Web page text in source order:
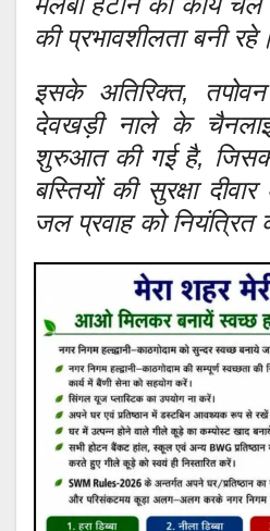
की प्रभावशीलता बनी
इसके अतिरिक्त,
देवखड़ी नाले के
शुरुआत की गई है,
बस्तियों की सुरक्षा
जल प्रवाह को नियंत्रित